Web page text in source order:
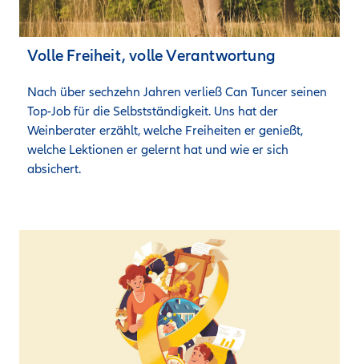
Volle Freiheit, volle Verantwortung
Nach über sechzehn Jahren verließ Can Tuncer seinen
Top-Job für die Selbstständigkeit. Uns hat der
Weinberater erzählt, welche Freiheiten er genießt,
welche Lektionen er gelernt hat und wie er sich
absichert.